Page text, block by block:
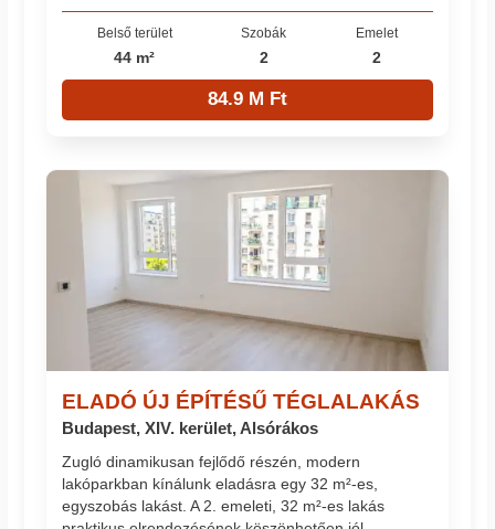
Belső terület
44 m²
Szobák
2
Emelet
2
84.9 M Ft
ELADÓ ÚJ ÉPÍTÉSŰ TÉGLALAKÁS
Budapest, XIV. kerület, Alsórákos
Zugló dinamikusan fejlődő részén, modern
lakóparkban kínálunk eladásra egy 32 m²-es,
egyszobás lakást. A 2. emeleti, 32 m²-es lakás